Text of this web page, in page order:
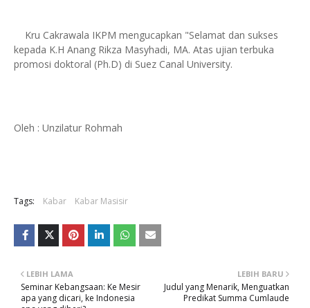
Kru Cakrawala IKPM mengucapkan "Selamat dan sukses
kepada K.H Anang Rikza Masyhadi, MA. Atas ujian terbuka
promosi doktoral (Ph.D) di Suez Canal University.
Oleh : Unzilatur Rohmah
Tags: Kabar Kabar Masisir
LEBIH BARU
Judul yang Menarik, Menguatkan
Predikat Summa Cumlaude
LEBIH LAMA
Seminar Kebangsaan: Ke Mesir
apa yang dicari, ke Indonesia